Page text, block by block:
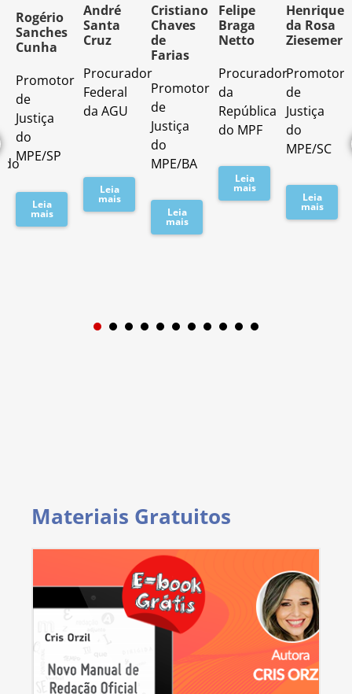
Rogério
Sanches
Cunha
Promotor
de
Justiça
do
MPE/SP
Leia
mais
André
Santa
Cruz
Procurador
Federal
da AGU
Leia
mais
Cristiano
Chaves
de
Farias
Promotor
de
Justiça
do
MPE/BA
Leia
mais
Felipe
Braga
Netto
Procurador
da
República
do MPF
Leia
mais
Henrique
da Rosa
Ziesemer
Promotor
de
Justiça
do
MPE/SC
Leia
mais
1 2 3
Materiais Gratuitos